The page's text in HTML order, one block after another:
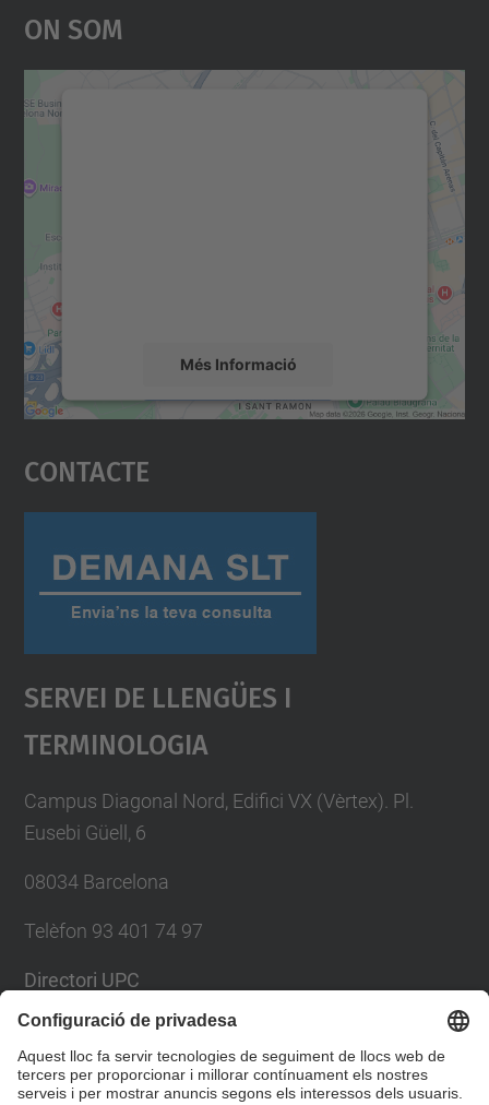
On Som
Més Informació
Accepta
powered by
Contacte
Servei De Llengües I
Terminologia
Campus Diagonal Nord, Edifici VX (Vèrtex). Pl.
Eusebi Güell, 6
08034 Barcelona
Telèfon 93 401 74 97
Directori UPC
Formulari de contacte